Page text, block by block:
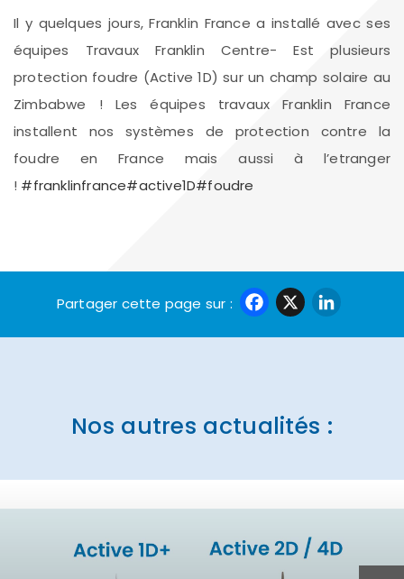
Il y quelques jours, Franklin France a installé avec ses
équipes Travaux Franklin Centre- Est plusieurs
protection foudre (Active 1D) sur un champ solaire au
Zimbabwe ! Les équipes travaux Franklin France
installent nos systèmes de protection contre la
foudre en France mais aussi à l’etranger
! #franklinfrance#active1D#foudre
Partager cette page sur : X
Nos autres actualités :